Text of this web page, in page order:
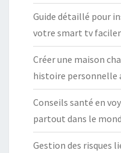
Guide détaillé pour
votre smart tv
Créer une maison
histoire personnelle
Conseils santé en
partout dans le
Gestion des risques